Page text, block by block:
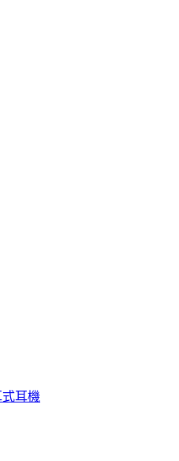
耳機